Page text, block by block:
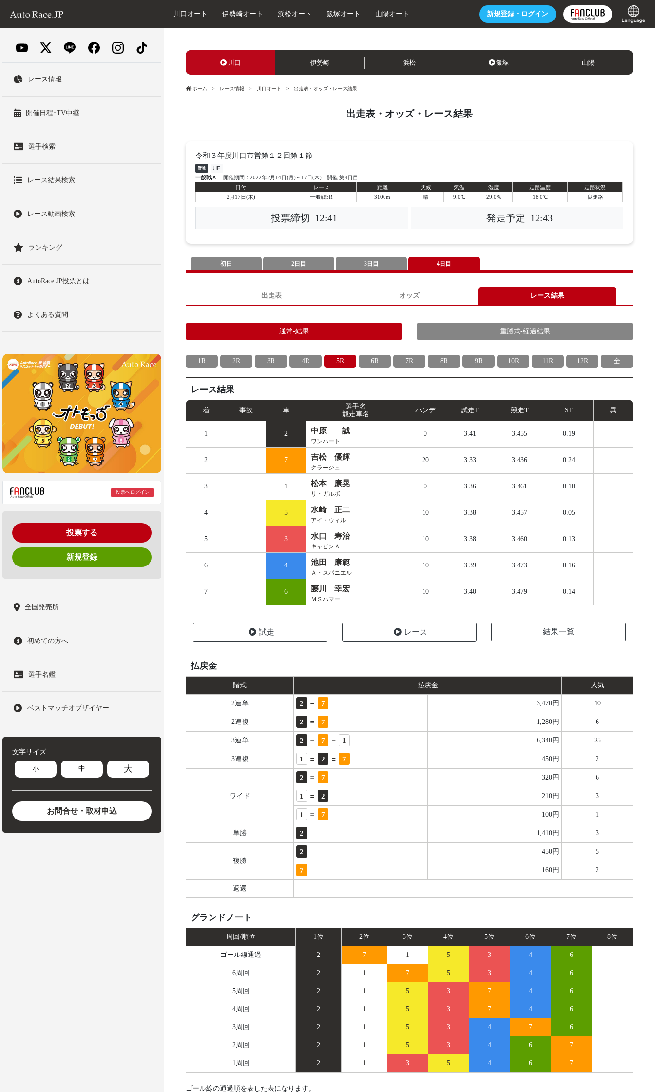
新規登録・ ログイン
川口オート 伊勢崎オート 浜松オート 飯塚オート 山陽オート
レース情報
開催日程･TV中継
選手検索
レース結果検索
レース動画検索
ランキング
AutoRace.JP投票とは
よくある質問
投票へログイン
投票する
新規登録
全国発売所
初めての方へ
選手名鑑
ベストマッチオブザイヤー
文字サイズ
小 中 大
お問合せ・取材申込
川口 伊勢崎 浜松 飯塚 山陽
ホーム レース情報 川口オート 出走表・オッズ・レース結果
出走表・オッズ・レース結果
令和３年度川口市営第１２回第１節
普通 川口
一般戦Ａ
開催期間：2022年2月14日(月)～17日(木) 開催 第4日目
日付
レース 距離
天候
2月17日(木)
一般戦5R 3100m 晴
気温 湿度 走路温度
走路状況
9.0℃
29.0% 18.0℃ 良走路
投票締切 12:41 発走予定 12:43
初日 2日目 3日目 4日目
出走表 オッズ レース結果
通常-結果 重勝式-経過結果
1R 2R 3R 4R 5R 6R 7R 8R 9R 10R 11R 12R 全
レース結果
着 事故 車
選手名
競走車名
ハンデ 試走T 競走T ST 異
1 2 中原 誠
ワンハート
0 3.41 3.455 0.19
2 7 吉松 優輝
クラージュ
20 3.33 3.436 0.24
3 1 松本 康晃
リ・ガルボ
0 3.36 3.461 0.10
4 5 水崎 正二
アイ・ウィル
10 3.38 3.457 0.05
5 3 水口 寿治
キャビンＡ
10 3.38 3.460 0.13
6 4 池田 康範
Ａ・スパニエル
10 3.39 3.473 0.16
7 6 藤川 幸宏
ＭＳハマー
10 3.40 3.479 0.14
試走 レース 結果一覧
払戻金
賭式 払戻金 人気
2連単 2 - 7 3,470円 10
2連複 2 = 7 1,280円 6
3連単 2 - 7 - 1 6,340円 25
3連複 1 = 2 = 7 450円 2
ワイド
2 = 7 320円 6
1 = 2 210円 3
1 = 7 100円 1
単勝 2 1,410円 3
複勝
2 450円 5
7 160円 2
返還
グランドノート
周回/順位 1位 2位 3位 4位 5位 6位 7位 8位
ゴール線通過 2 7 1 5 3 4 6
6周回 2 1 7 5 3 4 6
5周回 2 1 5 3 7 4 6
4周回 2 1 5 3 7 4 6
3周回 2 1 5 3 4 7 6
2周回 2 1 5 3 4 6 7
1周回 2 1 3 5 4 6 7
ゴール線の通過順を表した表になります。